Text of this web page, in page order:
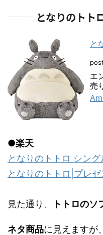
となりのトト
と
エ
売
●楽天
となりのトトロ シン
となりのトトロ|プレ
見た通り、 トトロのソ
ネタ商品に見えますが、